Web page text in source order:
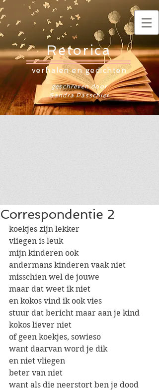
Retorica
verhalen en gedichten
geschreven door
Sandra Passchier
Correspondentie 2
koekjes zijn lekker
vliegen is leuk
mijn kinderen ook
andermans kinderen vaak niet
misschien wel de jouwe
maar dat weet ik niet
en kokos vind ik ook vies
stuur dat bericht maar aan je kind
kokos liever niet
of geen koekjes, sowieso
want daarvan word je dik
en niet vliegen
beter van niet
want als die neerstort ben je dood